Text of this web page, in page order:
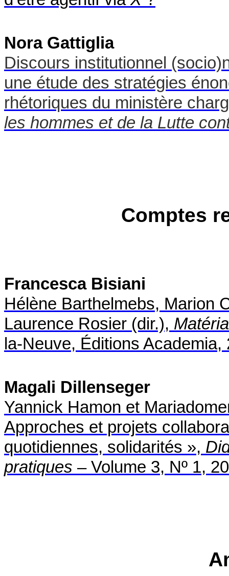
Nora Gattiglia
Discours institutionnel
une étude des stratégies
rhétoriques du ministère
les hommes et de la Lutte
Comptes
Francesca Bisiani
Hélène Barthelmebs, Marion
Laurence Rosier (dir.),
la-Neuve, Éditions Academia,
Magali Dillenseger
Yannick Hamon et
Approches et projets
quotidiennes, solidarités »,
pratiques – Volume 3, Nº 1,